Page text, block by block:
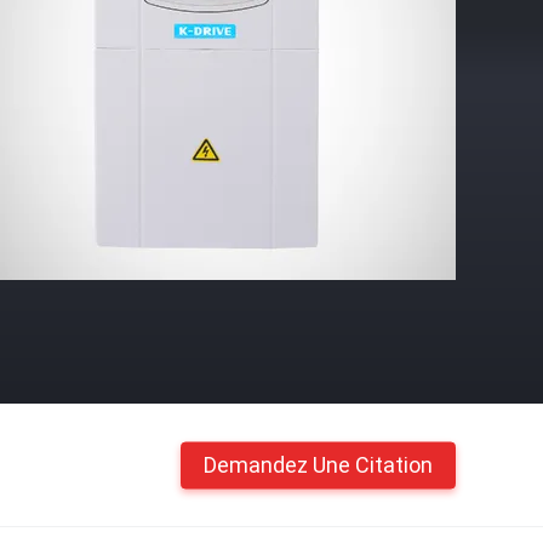
Demandez Une Citation